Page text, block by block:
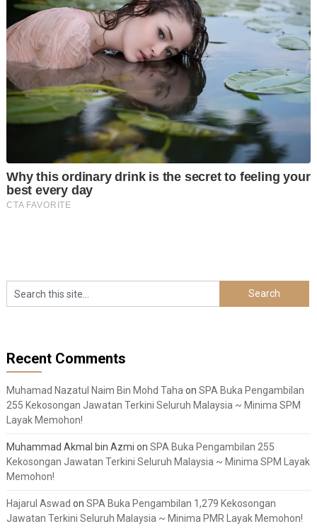
Recent Comments
Muhamad Nazatul Naim Bin Mohd Taha on SPA Buka Pengambilan
255 Kekosongan Jawatan Terkini Seluruh Malaysia ~ Minima SPM
Layak Memohon!
Muhammad Akmal bin Azmi on SPA Buka Pengambilan 255
Kekosongan Jawatan Terkini Seluruh Malaysia ~ Minima SPM Layak
Memohon!
Hajarul Aswad on SPA Buka Pengambilan 1,279 Kekosongan
Jawatan Terkini Seluruh Malaysia ~ Minima PMR Layak Memohon!